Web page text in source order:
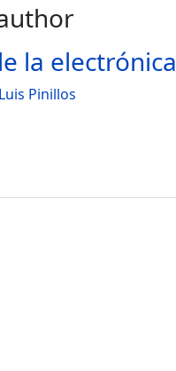
la electrónica
Pinillos